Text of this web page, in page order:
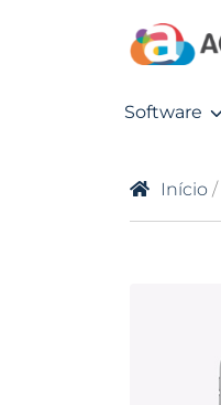
Software
Início /